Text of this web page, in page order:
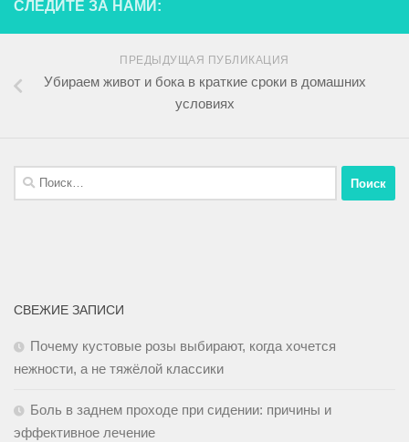
СЛЕДИТЕ ЗА НАМИ:
ПРЕДЫДУЩАЯ ПУБЛИКАЦИЯ
Убираем живот и бока в краткие сроки в домашних
условиях
СВЕЖИЕ ЗАПИСИ
Почему кустовые розы выбирают, когда хочется
нежности, а не тяжёлой классики
Боль в заднем проходе при сидении: причины и
эффективное лечение